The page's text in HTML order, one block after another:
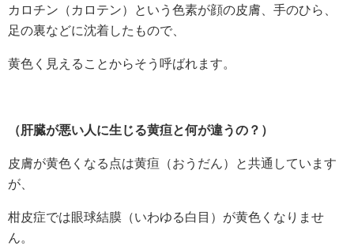
カロチン（カロテン）という色素が顔の皮膚、手のひら、
足の裏などに沈着したもので、
黄色く見えることからそう呼ばれます。
（肝臓が悪い人に生じる黄疸と何が違うの？）
皮膚が黄色くなる点は黄疸（おうだん）と共通しています
が、
柑皮症では眼球結膜（いわゆる白目）が黄色くなりませ
ん。